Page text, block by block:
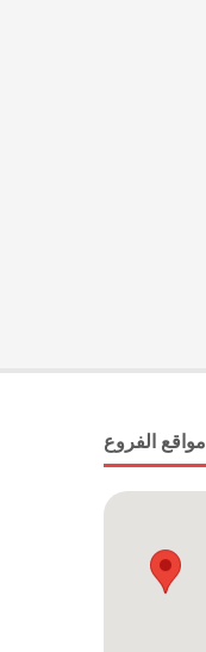
مواقع الفروع